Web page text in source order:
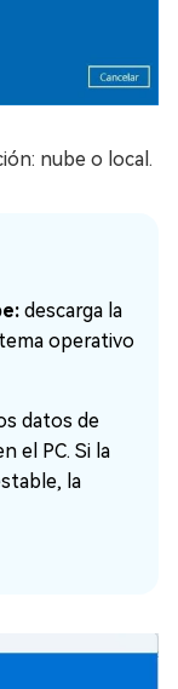
nube o local.
descarga la
operativo
datos de
el PC. Si la
la